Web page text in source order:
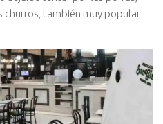
churros, también muy popular